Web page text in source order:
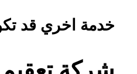
خدمة اخري قد